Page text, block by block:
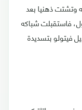
وتشتت ذهنيا بعد
فاستقبلت شباكه
فيتولو بتسديدة